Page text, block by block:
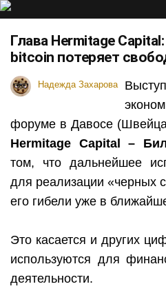
Глава Hermitage
bitcoin потеряет
Надежда Захарова
форуме в Давосе
Hermitage Capital –
том, что дальнейшее
для реализации «черных
его гибели уже в
Это касается и других
используются для
деятельности.